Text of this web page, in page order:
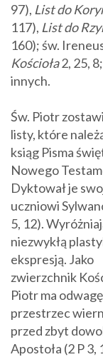
97), List do
117), List do
160); św.
Kościoła2, 25,
innych.
Św. Piotr
listy, które
ksiąg Pisma
Nowego
Dyktował je
uczniowi
5, 12).
niezwykłą
ekspresją. Jako
zwierzchnik
Piotr ma odwagę
przestrzec
przed zbyt
Apostoła (2 P